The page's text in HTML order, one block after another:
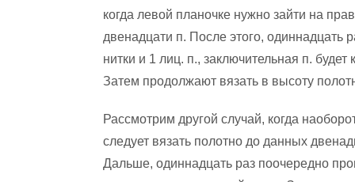
когда левой планочке нужно зайти на
двенадцати п. После этого, одиннадцать
нитки и 1 лиц. п., заключительная п.
Затем продолжают вязать в высоту
Рассмотрим другой случай, когда
следует вязать полотно до данных
Дальше, одиннадцать раз поочередно